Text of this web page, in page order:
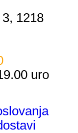
1218
uro